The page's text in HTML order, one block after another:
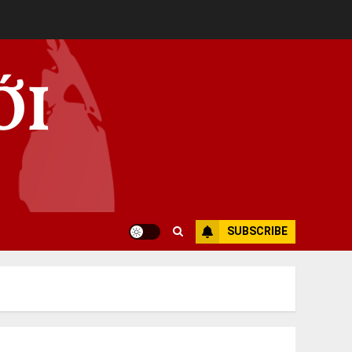
SUBSCRIBE